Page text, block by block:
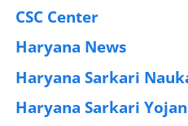
CSC Center
Haryana News
Haryana Sarkari
Haryana Sarkari